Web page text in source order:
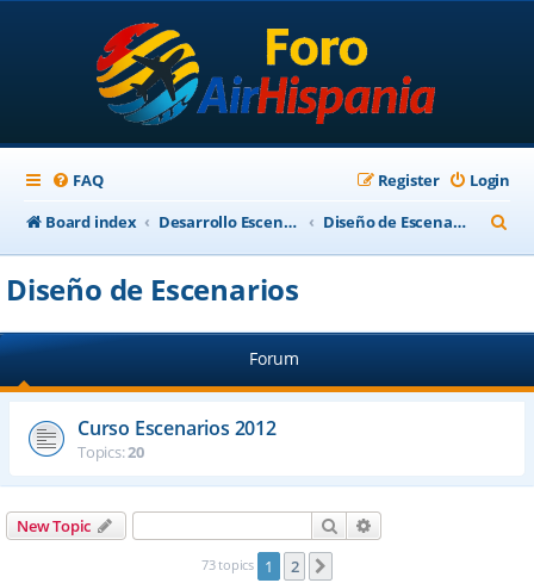
FAQ Login
Register
Board index
Desarrollo Escenarios Diseño de Escenarios
e
h
Diseño de Escenarios
Forum
Curso Escenarios 2012
Topics:20
New Topic Search
73 topics 1 2